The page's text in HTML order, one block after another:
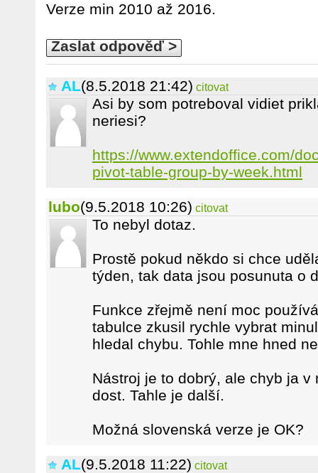
Verze min 2010 až 2016.
Zaslat odpověď >
AL(8.5.2018 21:42) citovat
Asi by som potreboval vidiet
neriesi?
https://www.extendoffice.com/
pivot-table-group-by-week.html
lubo(9.5.2018 10:26) citovat
To nebyl dotaz.
Prostě pokud někdo si chce
týden, tak data jsou posunuta o
Funkce zřejmě není moc
tabulce zkusil rychle vybrat
hledal chybu. Tohle mne hned
Nástroj je to dobrý, ale chyb ja
dost. Tahle je další.
Možná slovenská verze je OK?
AL(9.5.2018 11:22) citovat